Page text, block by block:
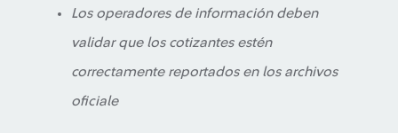
Los operadores de información deben
validar que los cotizantes estén
correctamente reportados en los archivos
oficiale